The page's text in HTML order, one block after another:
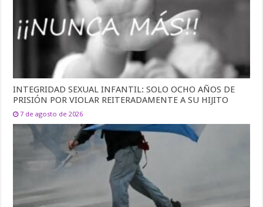
INTEGRIDAD SEXUAL INFANTIL: SOLO OCHO AÑOS DE
PRISIÓN POR VIOLAR REITERADAMENTE A SU HIJITO
7 de agosto de 2026